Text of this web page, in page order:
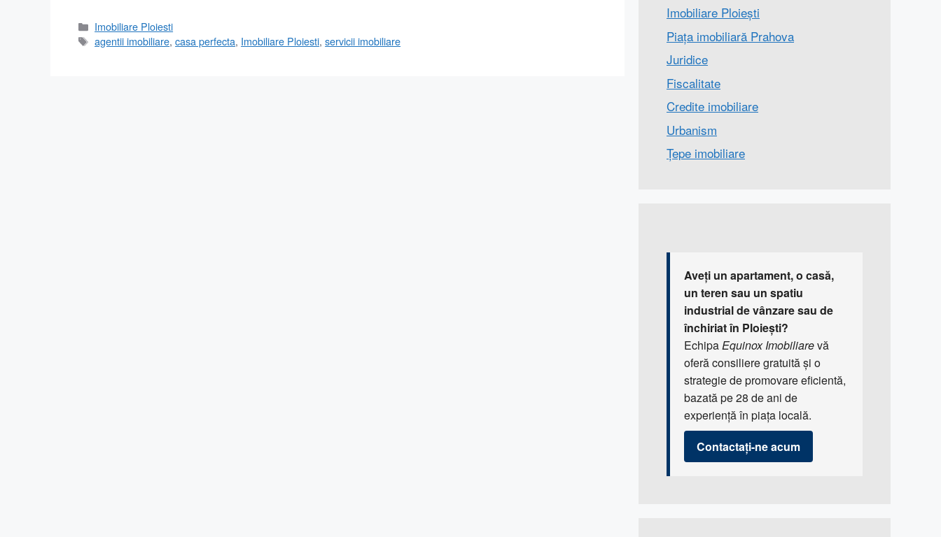
Categorii
Imobiliare Ploiesti
Etichete
agentii imobiliare,casa perfecta, Imobiliare Ploiesti,servicii imobiliare
Imobiliare Ploiești
Piața imobiliară Prahova
Juridice
Fiscalitate
Credite imobiliare
Urbanism
Țepe imobiliare
Aveți un apartament, o casă,
un teren sau un spatiu
industrial de vânzare sau de
închiriat în Ploiești?
EchipaEquinox Imobiliarevă
oferă consiliere gratuită și o
strategie de promovare eficientă,
bazată pe 28 de ani de
experiență în piața locală.
Contactați-ne acum